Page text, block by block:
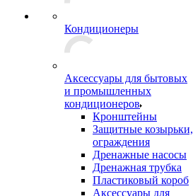
Кондиционеры
Аксессуары для бытовых
и промышленных
кондиционеров
Кронштейны
Защитные козырьки,
ограждения
Дренажные насосы
Дренажная трубка
Пластиковый короб
Аксессуары для